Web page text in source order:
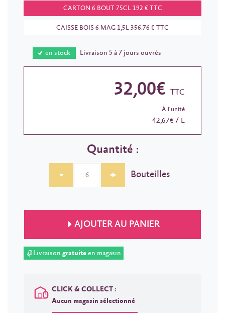
CARTON 6 BOUT 75CL 192 € TTC
CAISSE BOIS 6 MAG 1,5L 356.76 € TTC
en stock Livraison 5 à 7 jours ouvrés
32,00€ TTC
À l'unité
42,67€ / L
Quantité :
-
+ Bouteilles
AJOUTER AU PANIER
Livraison gratuiteen magasin
CLICK & COLLECT :
Aucun magasin sélectionné